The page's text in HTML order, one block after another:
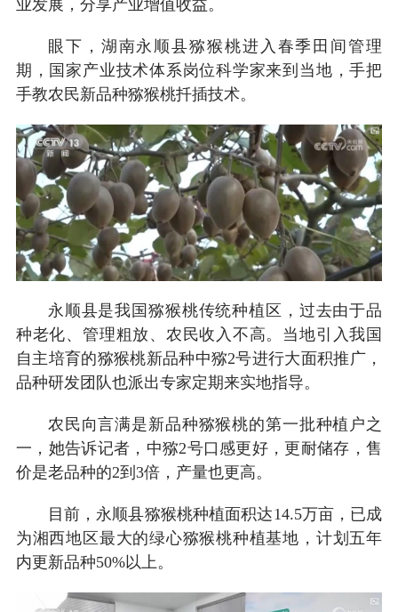
业发展，分享产业增值收益。
眼下，湖南永顺县猕猴桃进入春季田间管理
期，国家产业技术体系岗位科学家来到当地，手把
手教农民新品种猕猴桃扦插技术。
永顺县是我国猕猴桃传统种植区，过去由于品
种老化、管理粗放、农民收入不高。当地引入我国
自主培育的猕猴桃新品种中猕2号进行大面积推广，
品种研发团队也派出专家定期来实地指导。
农民向言满是新品种猕猴桃的第一批种植户之
一，她告诉记者，中猕2号口感更好，更耐储存，售
价是老品种的2到3倍，产量也更高。
目前，永顺县猕猴桃种植面积达14.5万亩，已成
为湘西地区最大的绿心猕猴桃种植基地，计划五年
内更新品种50%以上。